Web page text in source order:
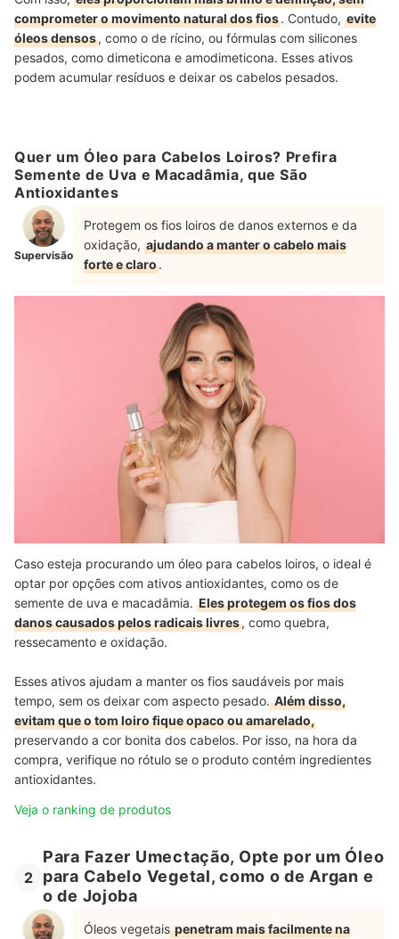
comprometer o movimento natural dos fios. Contudo, evite
óleos densos, como o de rícino, ou fórmulas com silicones
pesados, como dimeticona e amodimeticona. Esses ativos
podem acumular resíduos e deixar os cabelos pesados.
Quer um Óleo para Cabelos Loiros? Prefira
Semente de Uva e Macadâmia, que São
Antioxidantes
Supervisão
Protegem os fios loiros de danos externos e da
oxidação, ajudando a manter o cabelo mais
forte e claro.
Caso esteja procurando um óleo para cabelos loiros, o ideal é
optar por opções com ativos antioxidantes, como os de
semente de uva e macadâmia. Eles protegem os fios dos
danos causados pelos radicais livres, como quebra,
ressecamento e oxidação.
Esses ativos ajudam a manter os fios saudáveis por mais
tempo, sem os deixar com aspecto pesado.Além disso,
evitam que o tom loiro fique opaco ou amarelado,
preservando a cor bonita dos cabelos. Por isso, na hora da
compra, verifique no rótulo se o produto contém ingredientes
antioxidantes.
Veja o ranking de produtos
2
Para Fazer Umectação, Opte por um Óleo
para Cabelo Vegetal, como o de Argan e
o de Jojoba
Óleos vegetaispenetram mais facilmente na